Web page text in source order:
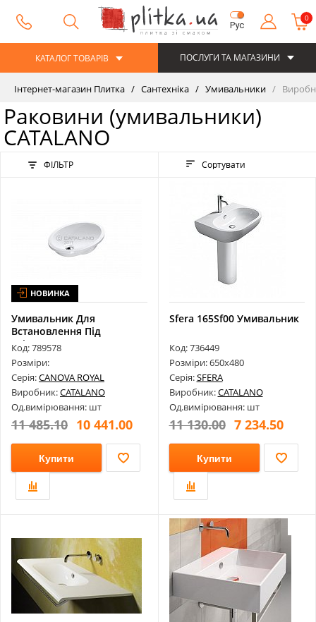
Рус
0
КАТАЛОГ ТОВАРІВ ПОСЛУГИ ТА МАГАЗИНИ
Інтернет-магазин Плитка Сантехніка Умивальники
Раковини (умивальники)
CATALANO
ФІЛЬТР Сортувати
НОВИНКА
Умивальник Для
Встановлення Під
Стільницю Canova Roy...
Код: 789578
Розміри:
Серія:CANOVA ROYAL
Виробник:CATALANO
Од.вимірювання: шт
11 485.10 10 441.00
Купити
Sfera 165Sf00 Умивальник
Код: 736449
Розміри: 650х480
Серія:SFERA
Виробник:CATALANO
Од.вимірювання: шт
11 130.00 7 234.50
Купити